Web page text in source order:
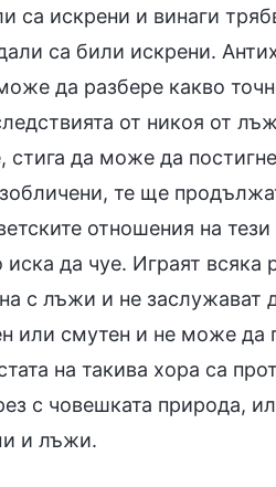
са искрени и винаги
са били искрени.
да разбере какво
от никоя от
стига да може да
те ще
отношения на
иска да чуе. Играят
с лъжи и не заслужават
или смутен и не може
на такива хора са
с човешката природа,
и лъжи.